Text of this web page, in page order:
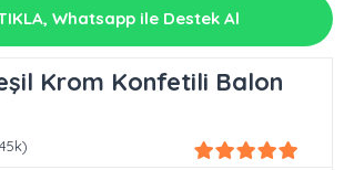
Whatsapp ile Destek Al
Krom Konfetili Balon